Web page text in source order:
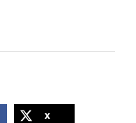
X